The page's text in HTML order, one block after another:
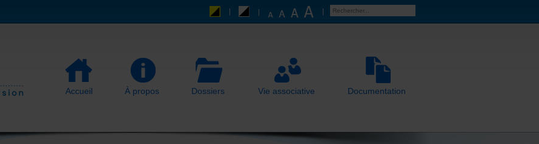
Accueil À propos Dossiers Vie associative Documentation